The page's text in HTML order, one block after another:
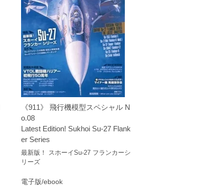
《911》 飛行機模型スペシャル N
o.08
Latest Edition! Sukhoi Su-27 Flank
er Series
最新版！ スホーイSu-27 フランカーシ
リーズ
電子版/ebook